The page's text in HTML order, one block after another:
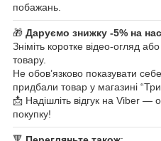
побажань.
🎁 Даруємо знижку -5% на
Зніміть коротке відео-огляд
товару.
Не обов’язково показувати
придбали товар у магазині
📩 Надішліть відгук на Viber —
покупку!